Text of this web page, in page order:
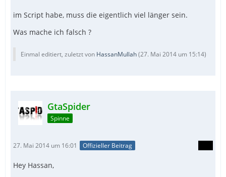
im Script habe, muss die eigentlich viel länger sein.
Was mache ich falsch ?
Einmal editiert, zuletzt von HassanMullah(27. Mai 2014 um 15:14)
GtaSpider
Spinne
27. Mai 2014 um 16:01 Offizieller Beitrag
Hey Hassan,